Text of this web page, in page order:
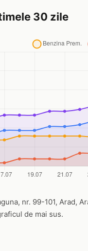
30 zile
nr. 99-101, Arad,
de mai sus.